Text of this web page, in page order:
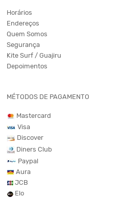
Horários
Endereços
Quem Somos
Segurança
Kite Surf / Guajiru
Depoimentos
MÉTODOS DE PAGAMENTO
Mastercard
Visa
Discover
Diners Club
Paypal
Aura
JCB
Elo